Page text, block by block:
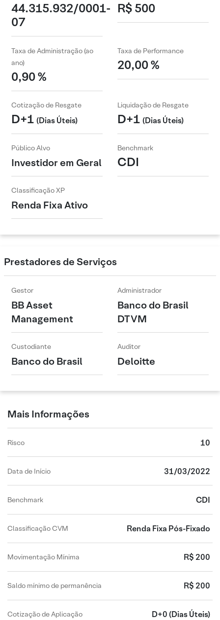
44.315.932/0001-
07
R$ 500
Taxa de Administração (ao
ano)
0,90 %
Taxa de Performance
20,00 %
Cotização de Resgate
D+1 (Dias Úteis)
Liquidação de Resgate
D+1 (Dias Úteis)
Público Alvo
Investidor em Geral
Benchmark
CDI
Classificação XP
Renda Fixa Ativo
Prestadores de Serviços
Gestor
BB Asset
Management
Administrador
Banco do Brasil
DTVM
Custodiante
Banco do Brasil
Auditor
Deloitte
Mais Informações
Risco 10
Data de Início 31/03/2022
Benchmark CDI
Classificação CVM Renda Fixa Pós-Fixado
Movimentação Mínima R$ 200
Saldo mínimo de permanência R$ 200
Cotização de Aplicação D+0 (Dias Úteis)